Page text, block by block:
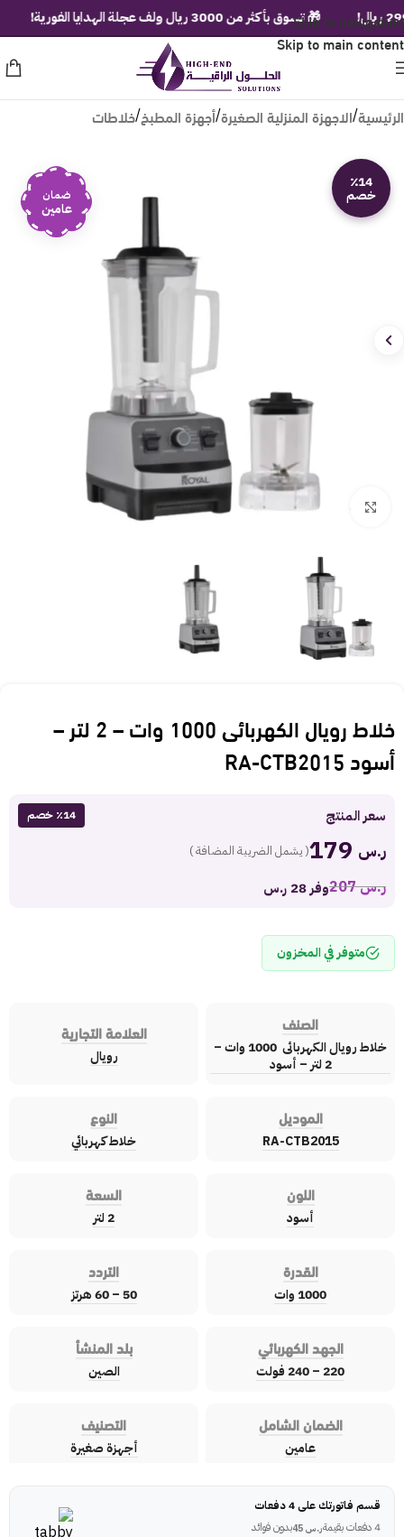
Skip to navigation
Skip to main content
الرئيسية/الاجهزة المنزلية الصغيرة/أجهزة المطبخ/خلاطات
٪14
خصم ضمان
عامين
Click to enlarge
خلاط رويال الكهربائى 1000 وات – 2 لتر –
أسود RA-CTB2015
سعر المنتج ٪14 خصم
ر.س ( يشمل الضريبة المضافة )
ر.س207 وفر 28 ر.س
متوفر في المخزون
الصنف
خلاط رويال الكهربائى 1000 وات –
2 لتر – أسود
العلامة التجارية
رويال
الموديل
RA-CTB2015
النوع
خلاط كهربائي
اللون
أسود
السعة
2 لتر
القدرة
1000 وات
التردد
50 – 60 هرتز
الجهد الكهربائي
220 – 240 فولت
بلد المنشأ
الصين
الضمان الشامل
عامين
التصنيف
أجهزة صغيرة
قسم فاتورتك على 4 دفعات
4 دفعات بقيمة
ر.س بدون فوائد
🎁 تسوق بأكثر من 3000 ريال ولف عجلة الهدايا الفورية!